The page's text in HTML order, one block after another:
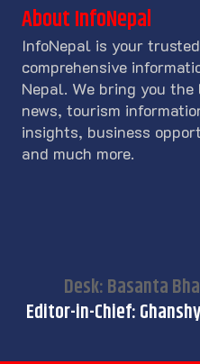
About InfoNepal
InfoNepal is your
comprehensive
Nepal. We bring you
news, tourism
insights, business
and much more.
Desk: Basanta
Editor-in-Chief: